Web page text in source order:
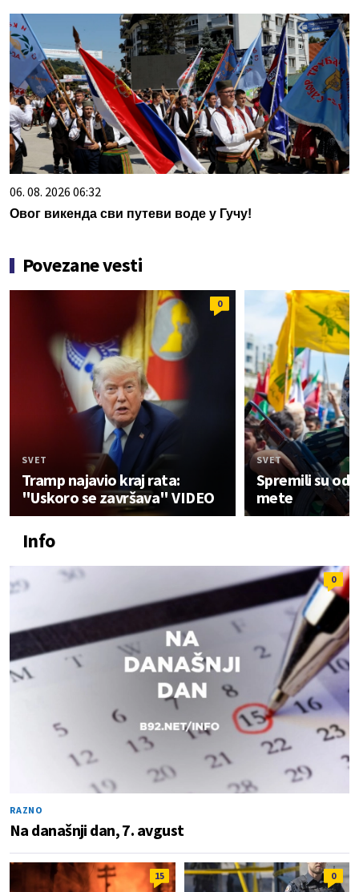
06. 08. 2026 06:32
Овог викенда сви путеви воде у Гучу!
Povezane vesti
0
SVET
Tramp najavio kraj rata:
"Uskoro se završava" VIDEO
SVET
Spremili su
mete
Info
0
RAZNO
Na današnji dan, 7. avgust
15 0